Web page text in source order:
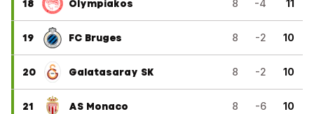
18 Olympiakos 8 -4 11
19 FC Bruges 8 -2 10
20 Galatasaray SK 8 -2 10
21 AS Monaco 8 -6 10